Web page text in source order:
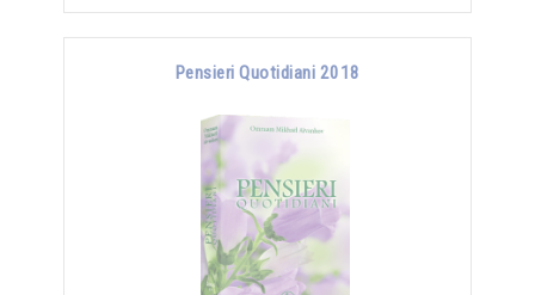
Pensieri Quotidiani 2018